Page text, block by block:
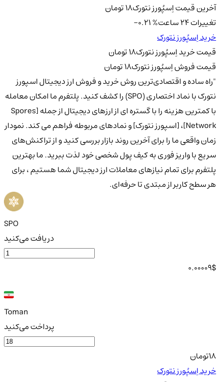
آخرین قیمت اِسپُورز نتورک18تومان
تغییرات 24 ساعت
-0.21%
خرید اِسپُورز نتورک
قیمت خرید اِسپُورز نتورک18تومان
قیمت فروش اِسپُورز نتورک18تومان
"راه ساده و اقتصادی‌ترین روش خرید و فروش ارز دیجیتال اسپورز
نتورک با نماد اختصاری (SPO) را کشف کنید. پلتفرم ما امکان معامله
با کمترین هزینه را با گستره ای از ارزهای دیجیتال از جمله [Spores
Network]، [اسپورز نتورک] و نمادهای مربوطه فراهم می کند. نمودار
زمان واقعی ما را برای آخرین روند بازار بررسی کنید و از تراکنش‌های
سریع با واریز فوری به کیف پول شخصی خود لذت ببرید. ما بهترین
پلتفرم برای تمام نیازهای معاملات ارز دیجیتال شما هستیم ، برای
هر سطح کاربر از مبتدی تا حرفه‌ای.
SPO
دریافت می‌کنید
0.00009$
Toman
پرداخت می‌کنید
18تومان
خرید اِسپُورز نتورک